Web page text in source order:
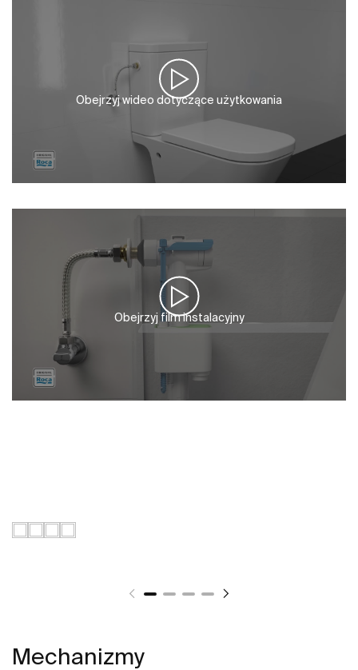
Obejrzyj wideo dotyczące użytkowania
Obejrzyj film instalacyjny
Mechanizmy